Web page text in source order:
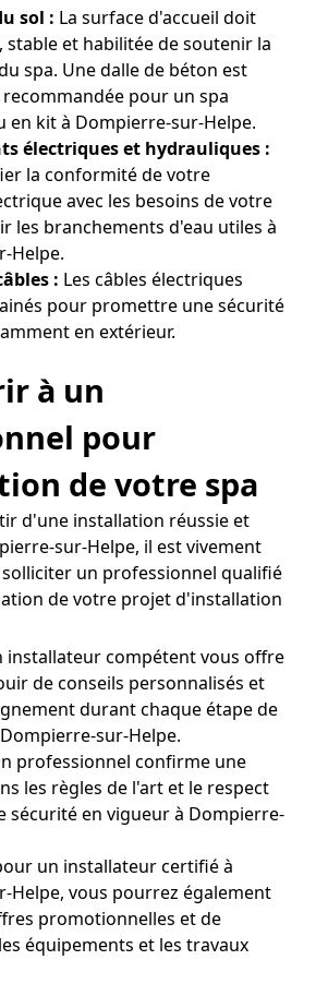
sol : La surface d'accueil doit
et habilitée de soutenir la
spa. Une dalle de béton est
pour un spa
en kit à Dompierre-sur-Helpe.
électriques et hydrauliques :
la conformité de votre
avec les besoins de votre
les branchements d'eau utiles à
Helpe.
: Les câbles électriques
pour promettre une sécurité
en extérieur.
à un
pour
de votre spa
d'une installation réussie et
sur-Helpe, il est vivement
un professionnel qualifié
de votre projet d'installation
installateur compétent vous offre
de conseils personnalisés et
durant chaque étape de
sur-Helpe.
professionnel confirme une
les règles de l'art et le respect
sécurité en vigueur à Dompierre-
un installateur certifié à
Helpe, vous pourrez également
promotionnelles et de
équipements et les travaux